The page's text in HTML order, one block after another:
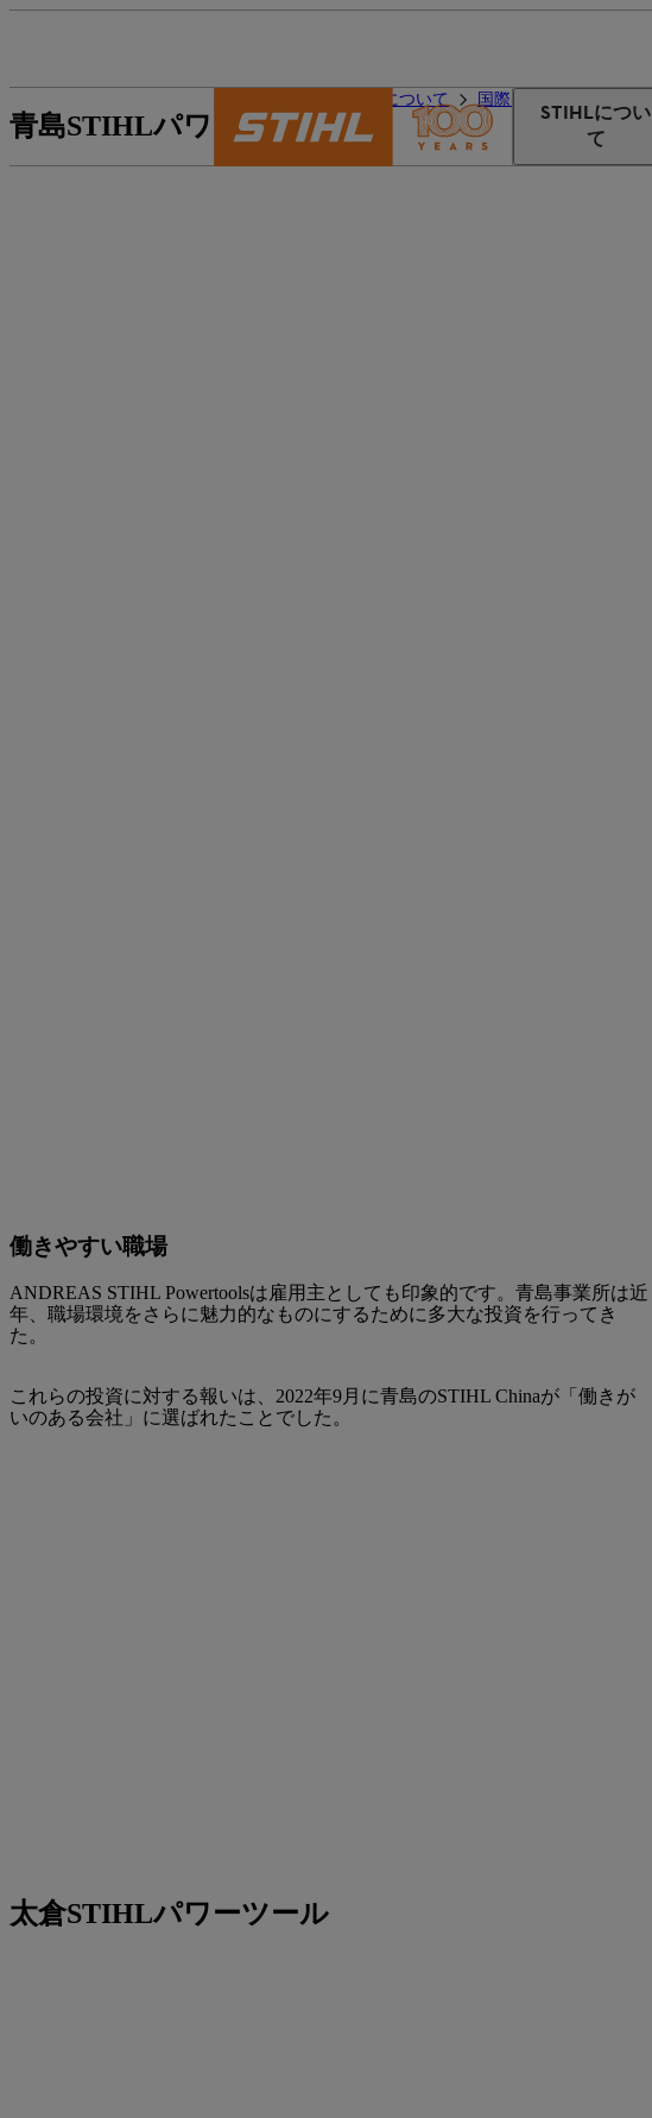
STIHLについ
て
STIHLについて 国際的な生産と流通
青島STIHLパワーツール
働きやすい職場
ANDREAS STIHL Powertoolsは雇用主としても印象的です。青島事業所は近
年、職場環境をさらに魅力的なものにするために多大な投資を行ってき
た。
これらの投資に対する報いは、2022年9月に青島のSTIHL Chinaが「働きが
いのある会社」に選ばれたことでした。
太倉STIHLパワーツール